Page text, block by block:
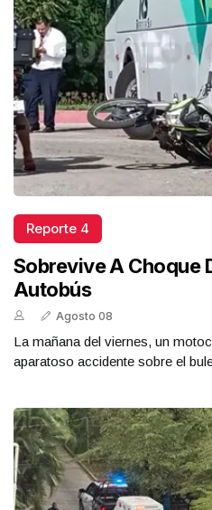
Reporte 4
Sobrevive A Choque
Autobús
Agosto 08
La mañana del viernes, un
aparatoso accidente sobre el